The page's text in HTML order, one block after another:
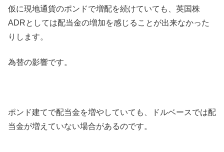
仮に現地通貨のポンドで増配を続けていても、英国株
ADRとしては配当金の増加を感じることが出来なかった
りします。
為替の影響です。
ポンド建てで配当金を増やしていても、ドルベースでは配
当金が増えていない場合があるのです。